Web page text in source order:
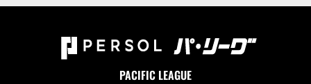
PACIFIC LEAGUE